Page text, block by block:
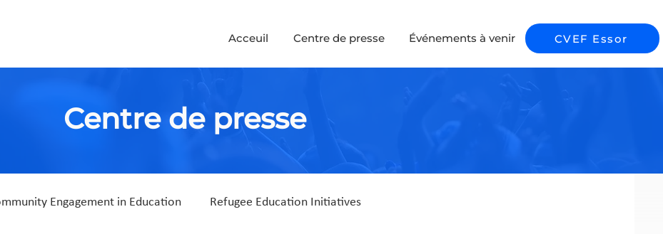
Acceuil Centre de presse Événements à venir CVEF Essor
Centre de presse
Engagement in Education Refugee Education Initiatives